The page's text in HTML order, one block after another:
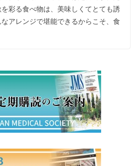
彩る食べ物は、美味しくてとても誘
アレンジで堪能できるからこそ、食